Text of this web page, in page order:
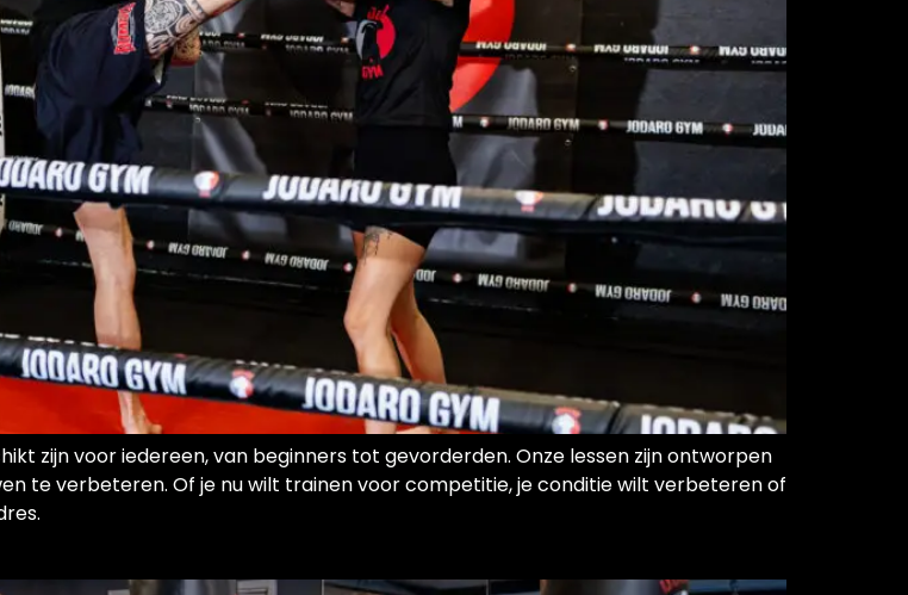
zijn voor iedereen, van beginners tot gevorderden. Onze lessen zijn ontworpen
te verbeteren. Of je nu wilt trainen voor competitie, je conditie wilt verbeteren of